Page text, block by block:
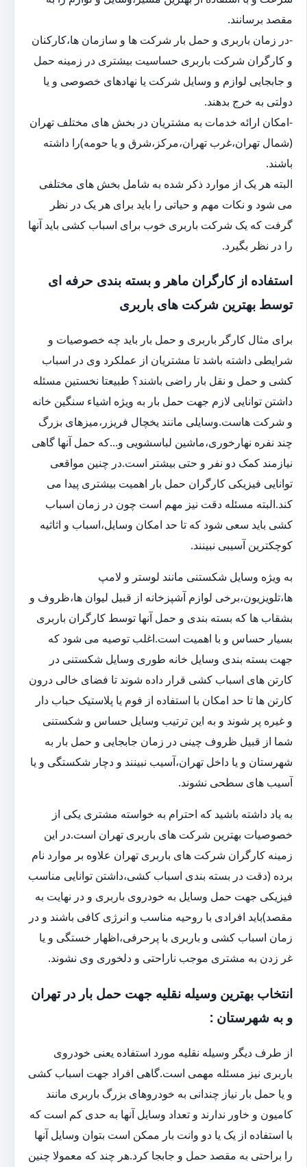
مقصد برسانند.
-در زمان باربری و حمل بار شرکت ها و سازمان ها،کارکنان
و کارگران شرکت باربری حساسیت بیشتری در زمینه حمل
و جابجایی لوازم و وسایل شرکت یا نهادهای خصوصی و یا
دولتی به خرج بدهند.
-امکان ارائه خدمات به مشتریان در بخش های مختلف تهران
(شمال تهران،غرب تهران،مرکز،شرق و یا حومه)را داشته
باشند.
البته هر یک از موارد ذکر شده به شامل بخش های مختلفی
می شود و نکات مهم و حیاتی را باید برای هر یک در نظر
گرفت که یک شرکت باربری خوب برای اسباب کشی باید آنها
را در نظر بگیرد.
استفاده از کارگران ماهر و بسته بندی حرفه ای
توسط بهترین شرکت های باربری
برای مثال کارگر باربری و حمل بار باید چه خصوصیات و
شرایطی داشته باشد تا مشتریان از عملکرد وی در اسباب
کشی و حمل و نقل بار راضی باشند؟ طبیعتا نخستین مسئله
داشتن توانایی لازم جهت حمل بار به ویژه اشیاء سنگین خانه
و شرکت هاست.وسایلی مانند یخچال فریزر،میزهای بزرگ
چند نفره نهارخوری،ماشین لباسشویی و...که حمل آنها گاهی
نیازمند کمک دو نفر و حتی بیشتر است.در چنین مواقعی
توانایی فیزیکی کارگران حمل بار اهمیت بیشتری پیدا می
کند.البته مسئله دقت نیز مهم است چون در زمان اسباب
کشی باید سعی شود که تا حد امکان وسایل،اسباب و اثاثیه
کوچکترین آسیبی نبینند.
به ویژه وسایل شکستنی مانند لوستر و لامپ
ها،تلویزیون،برخی لوازم آشپزخانه از قبیل لیوان ها،ظروف و
بشقاب ها که بسته بندی و حمل آنها توسط کارگران باربری
بسیار حساس و با اهمیت است.اغلب توصیه می شود که
جهت بسته بندی وسایل خانه طوری وسایل شکستنی در
کارتن های اسباب کشی قرار داده شوند تا فضای خالی درون
کارتن ها تا حد امکان با استفاده از فوم یا پلاستیک حباب دار
و غیره پر شوند و به این ترتیب وسایل حساس و شکستنی
شما از قبیل ظروف چینی در زمان جابجایی و حمل بار به
شهرستان و یا داخل تهران،آسیب نبینند و دچار شکستگی و یا
آسیب های سطحی نشوند.
به یاد داشته باشید که احترام به خواسته مشتری یکی از
خصوصیات بهترین شرکت های باربری تهران است.در این
زمینه کارگران شرکت های باربری تهران علاوه بر موارد نام
برده (دقت در بسته بندی اسباب کشی،داشتن توانایی مناسب
فیزیکی جهت حمل وسایل به خودروی باربری و در نهایت به
مقصد)باید افرادی با روحیه مناسب و انرژی کافی باشند و در
زمان اسباب کشی و باربری با پرحرفی،اظهار خستگی و یا
غر زدن به مشتری موجب ناراحتی و دلخوری وی نشوند.
انتخاب بهترین وسیله نقلیه جهت حمل بار در تهران
و به شهرستان :
از طرف دیگر وسیله نقلیه مورد استفاده یعنی خودروی
باربری نیز مسئله مهمی است.گاهی افراد جهت اسباب کشی
و یا حمل بار نیاز چندانی به خودروهای بزرگ باربری مانند
کامیون و خاور ندارند و تعداد وسایل آنها به حدی کم است که
با استفاده از یک یا دو وانت بار ممکن است بتوان وسایل آنها
را براحتی به مقصد حمل و جابجا کرد.هر چند که معمولا چنین